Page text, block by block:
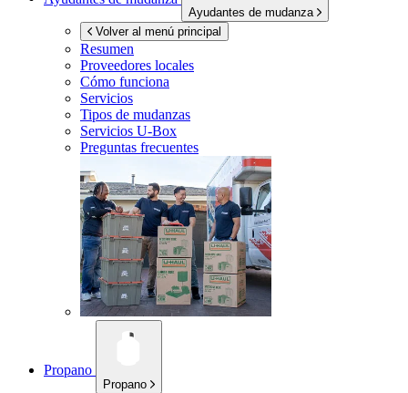
Ayudantes de mudanza
Volver al menú principal
Resumen
Proveedores locales
Cómo funciona
Servicios
Tipos de mudanzas
Servicios U-Box
Preguntas frecuentes
Propano
Propano